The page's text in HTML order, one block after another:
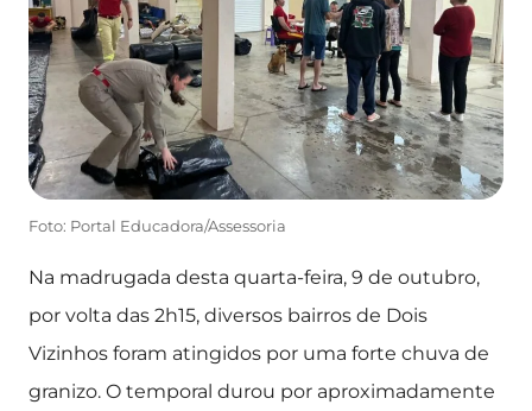
Foto: Portal Educadora/Assessoria
Na madrugada desta quarta-feira, 9 de outubro,
por volta das 2h15, diversos bairros de Dois
Vizinhos foram atingidos por uma forte chuva de
granizo. O temporal durou por aproximadamente